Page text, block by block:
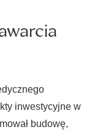
inwestycyjne w
budowę,